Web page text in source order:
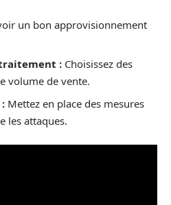
un bon approvisionnement
: Choisissez des
volume de vente.
Mettez en place des mesures
les attaques.